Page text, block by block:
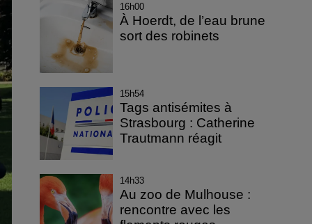
16h00
À Hoerdt, de l’eau brune
sort des robinets
15h54
Tags antisémites à
Strasbourg : Catherine
Trautmann réagit
14h33
Au zoo de Mulhouse :
rencontre avec les